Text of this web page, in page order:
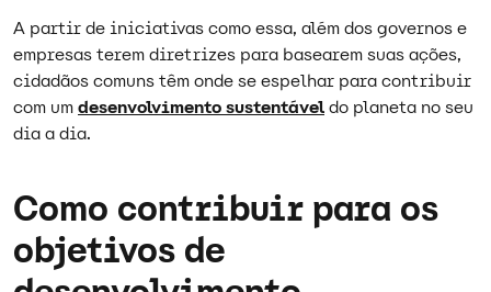
A partir de iniciativas como essa, além dos governos e
empresas terem diretrizes para basearem suas ações,
cidadãos comuns têm onde se espelhar para contribuir
com umdesenvolvimento sustentáveldo planeta no seu
dia a dia.
Como contribuir para os
objetivos de